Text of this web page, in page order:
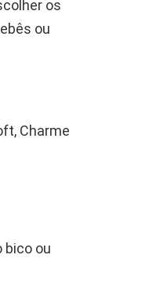
os
ou
Charme
bico ou